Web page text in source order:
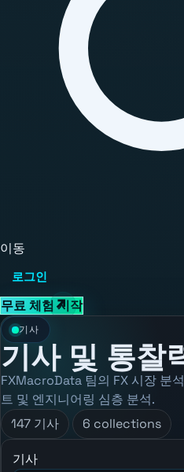
이동
로그인
무료 체험 시작
기사
기사 및 통찰
FXMacroData 팀의 FX 시장 분
트 및 엔지니어링 심층 분석.
147 기사
6 collections
기사